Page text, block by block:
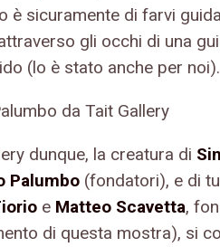
è sicuramente di farvi
gli occhi di una
(lo è stato anche per noi).
dunque, la creatura di
Palumbo (fondatori), e di
e Matteo Scavetta,
di questa mostra), si